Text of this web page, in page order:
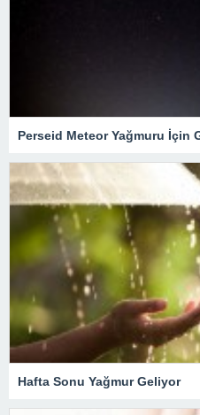
Hafta Sonu Yağmur Geliyor